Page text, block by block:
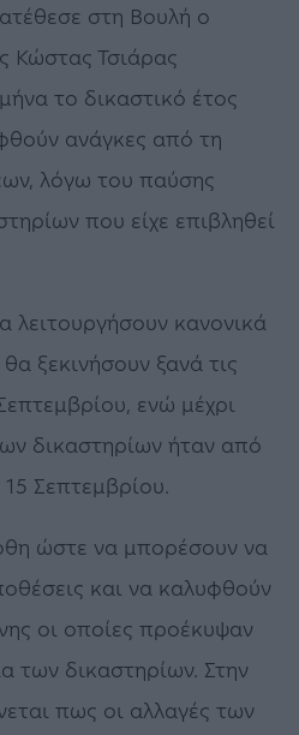
στη Βουλή ο
Κώστας Τσιάρας
το δικαστικό έτος
ανάγκες από τη
λόγω του παύσης
που είχε επιβληθεί
λειτουργήσουν κανονικά
ξεκινήσουν ξανά τις
ενώ μέχρι
δικαστηρίων ήταν από
15 Σεπτεμβρίου.
ώστε να μπορέσουν να
και να καλυφθούν
οι οποίες προέκυψαν
των δικαστηρίων. Στην
πως οι αλλαγές των